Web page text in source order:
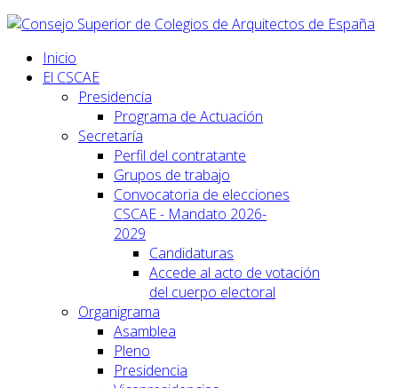
Inicio
El CSCAE
Presidencia
Programa de Actuación
Secretaría
Perfil del contratante
Grupos de trabajo
Convocatoria de elecciones
CSCAE - Mandato 2026-
2029
Candidaturas
Accede al acto de votación
del cuerpo electoral
Organigrama
Asamblea
Pleno
Presidencia